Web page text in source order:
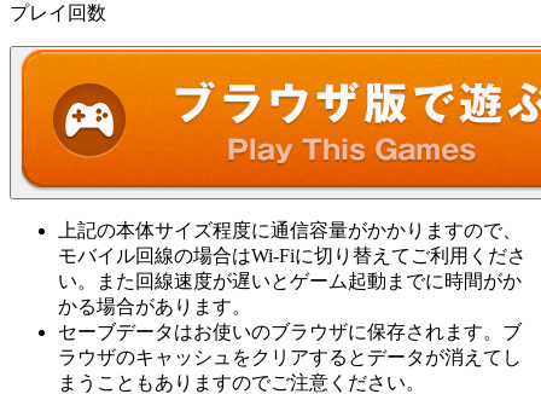
プレイ回数
上記の本体サイズ程度に通信容量がかかりますので、
モバイル回線の場合はWi-Fiに切り替えてご利用くださ
い。また回線速度が遅いとゲーム起動までに時間がか
かる場合があります。
セーブデータはお使いのブラウザに保存されます。ブ
ラウザのキャッシュをクリアするとデータが消えてし
まうこともありますのでご注意ください。